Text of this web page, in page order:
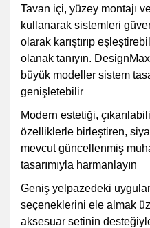
Tavan içi, yüzey montajı
kullanarak sistemleri
olarak karıştırıp
olanak tanıyın.
büyük modeller sistem
genişletebilir
Modern estetiği,
özelliklerle birleştiren,
mevcut güncellenmiş
tasarımıyla harmanlayın
Geniş yelpazedeki
seçeneklerini ele almak
aksesuar setinin